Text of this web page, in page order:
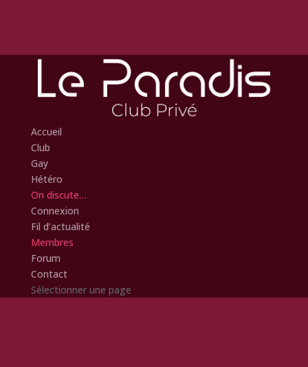
Accueil
Club
Gay
Hétéro
On discute…
Connexion
Fil d’actualité
Membres
Forum
Contact
Sélectionner une page